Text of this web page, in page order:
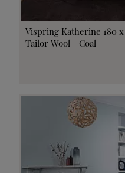
Vispring Katherine 180
Tailor Wool - Coal